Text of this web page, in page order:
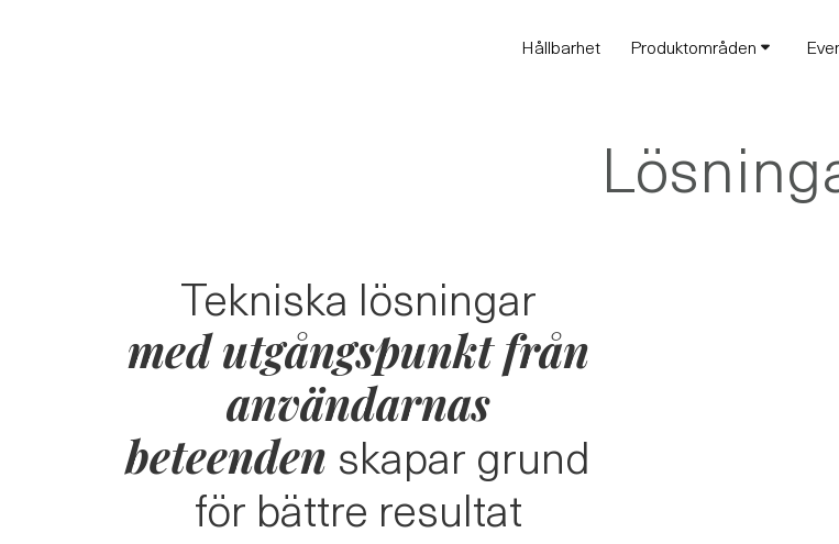
Hållbarhet Produktområden
Tekniska lösningar
med utgångspunkt från
användarnas
beteenden skapar grund
för bättre resultat